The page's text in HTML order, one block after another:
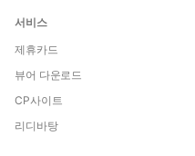
서비스
제휴카드
뷰어 다운로드
CP사이트
리디바탕